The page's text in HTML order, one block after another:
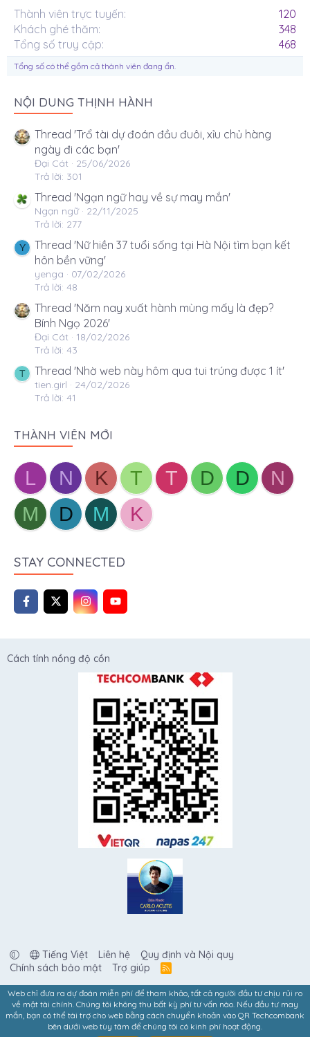
Thành viên trực tuyến
120
Khách ghé thăm
348
Tổng số truy cập
468
Tổng số có thể gồm cả thành viên đang ẩn.
NỘI DUNG THỊNH HÀNH
Thread 'Trổ tài dự đoán đầu đuôi, xỉu chủ hàng
ngày đi các bạn'
Đại Cát
25/06/2026
Trả lời: 301
Thread 'Ngạn ngữ hay về sự may mắn'
Ngạn ngữ
22/11/2025
Trả lời: 277
Y
Thread 'Nữ hiền 37 tuổi sống tại Hà Nội tìm bạn kết
hôn bền vững'
yenga
07/02/2026
Trả lời: 48
Thread 'Năm nay xuất hành mùng mấy là đẹp?
Bính Ngọ 2026'
Đại Cát
18/02/2026
Trả lời: 43
T Thread 'Nhờ web này hôm qua tui trúng được 1 ít'
tien.girl
24/02/2026
Trả lời: 41
THÀNH VIÊN MỚI
L N K T T D D
N
M
D M K
STAY CONNECTED
Cách tính nồng độ cồn
Tiếng Việt Liên hệ
Quy định và Nội quy
Chính sách bảo mật
Trợ giúp
R
S
Web chỉ đưa ra dự đoán miễn phí để tham khảo, tất cả người đầu tư chịu rủi ro
về mặt tài chính. Chúng tôi không thu bất kỳ phí tư vấn nào. Nếu đầu tư may
mắn, bạn có thể tài trợ cho web bằng cách chuyển khoản vào QR Techcombank
bên dưới web tùy tâm để chúng tôi có kinh phí hoạt động.